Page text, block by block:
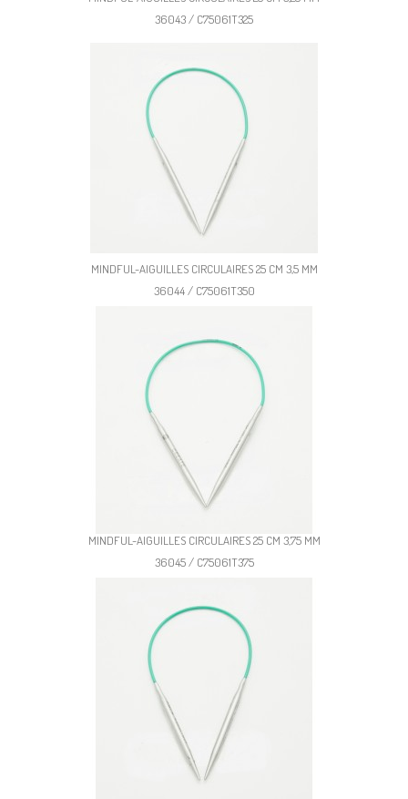
36043 / C75061T325
MINDFUL-AIGUILLES CIRCULAIRES 25 CM 3,5 MM
36044 / C75061T350
MINDFUL-AIGUILLES CIRCULAIRES 25 CM 3,75 MM
36045 / C75061T375